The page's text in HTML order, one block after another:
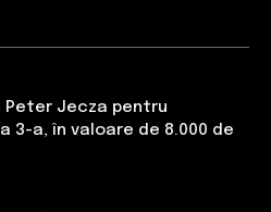
Peter Jecza pentru
3-a, în valoare de 8.000 de